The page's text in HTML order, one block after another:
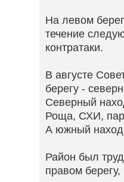
На левом
течение
контратаки.
В августе
берегу -
Северный
Роща, СХИ,
А южный
Район был
правом